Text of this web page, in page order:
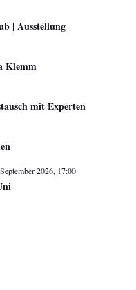
| Ausstellung
Klemm
mit Experten
2026, 17:00